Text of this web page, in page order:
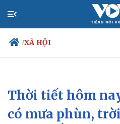
/XÃ HỘI
Chính trị
Đảng
Tổ chức nhân sự
Thời tiết hôm
có mưa phùn,